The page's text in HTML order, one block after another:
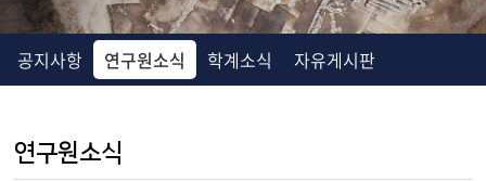
공지사항 연구원소식 학계소식 자유게시판
연구원소식